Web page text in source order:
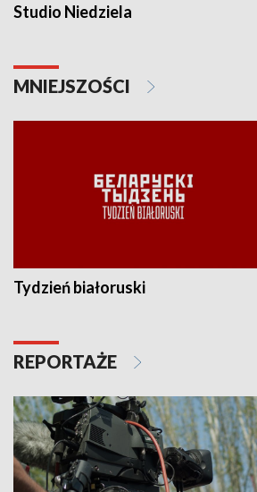
Studio Niedziela
MNIEJSZOŚCI
Tydzień białoruski
REPORTAŻE